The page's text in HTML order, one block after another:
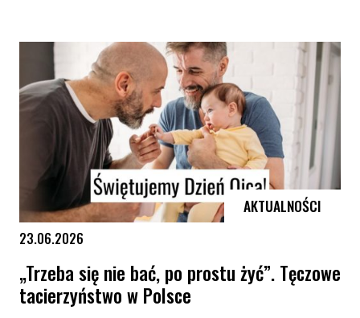
AKTUALNOŚCI
23.06.2026
„Trzeba się nie bać, po prostu żyć”. Tęczowe
tacierzyństwo w Polsce